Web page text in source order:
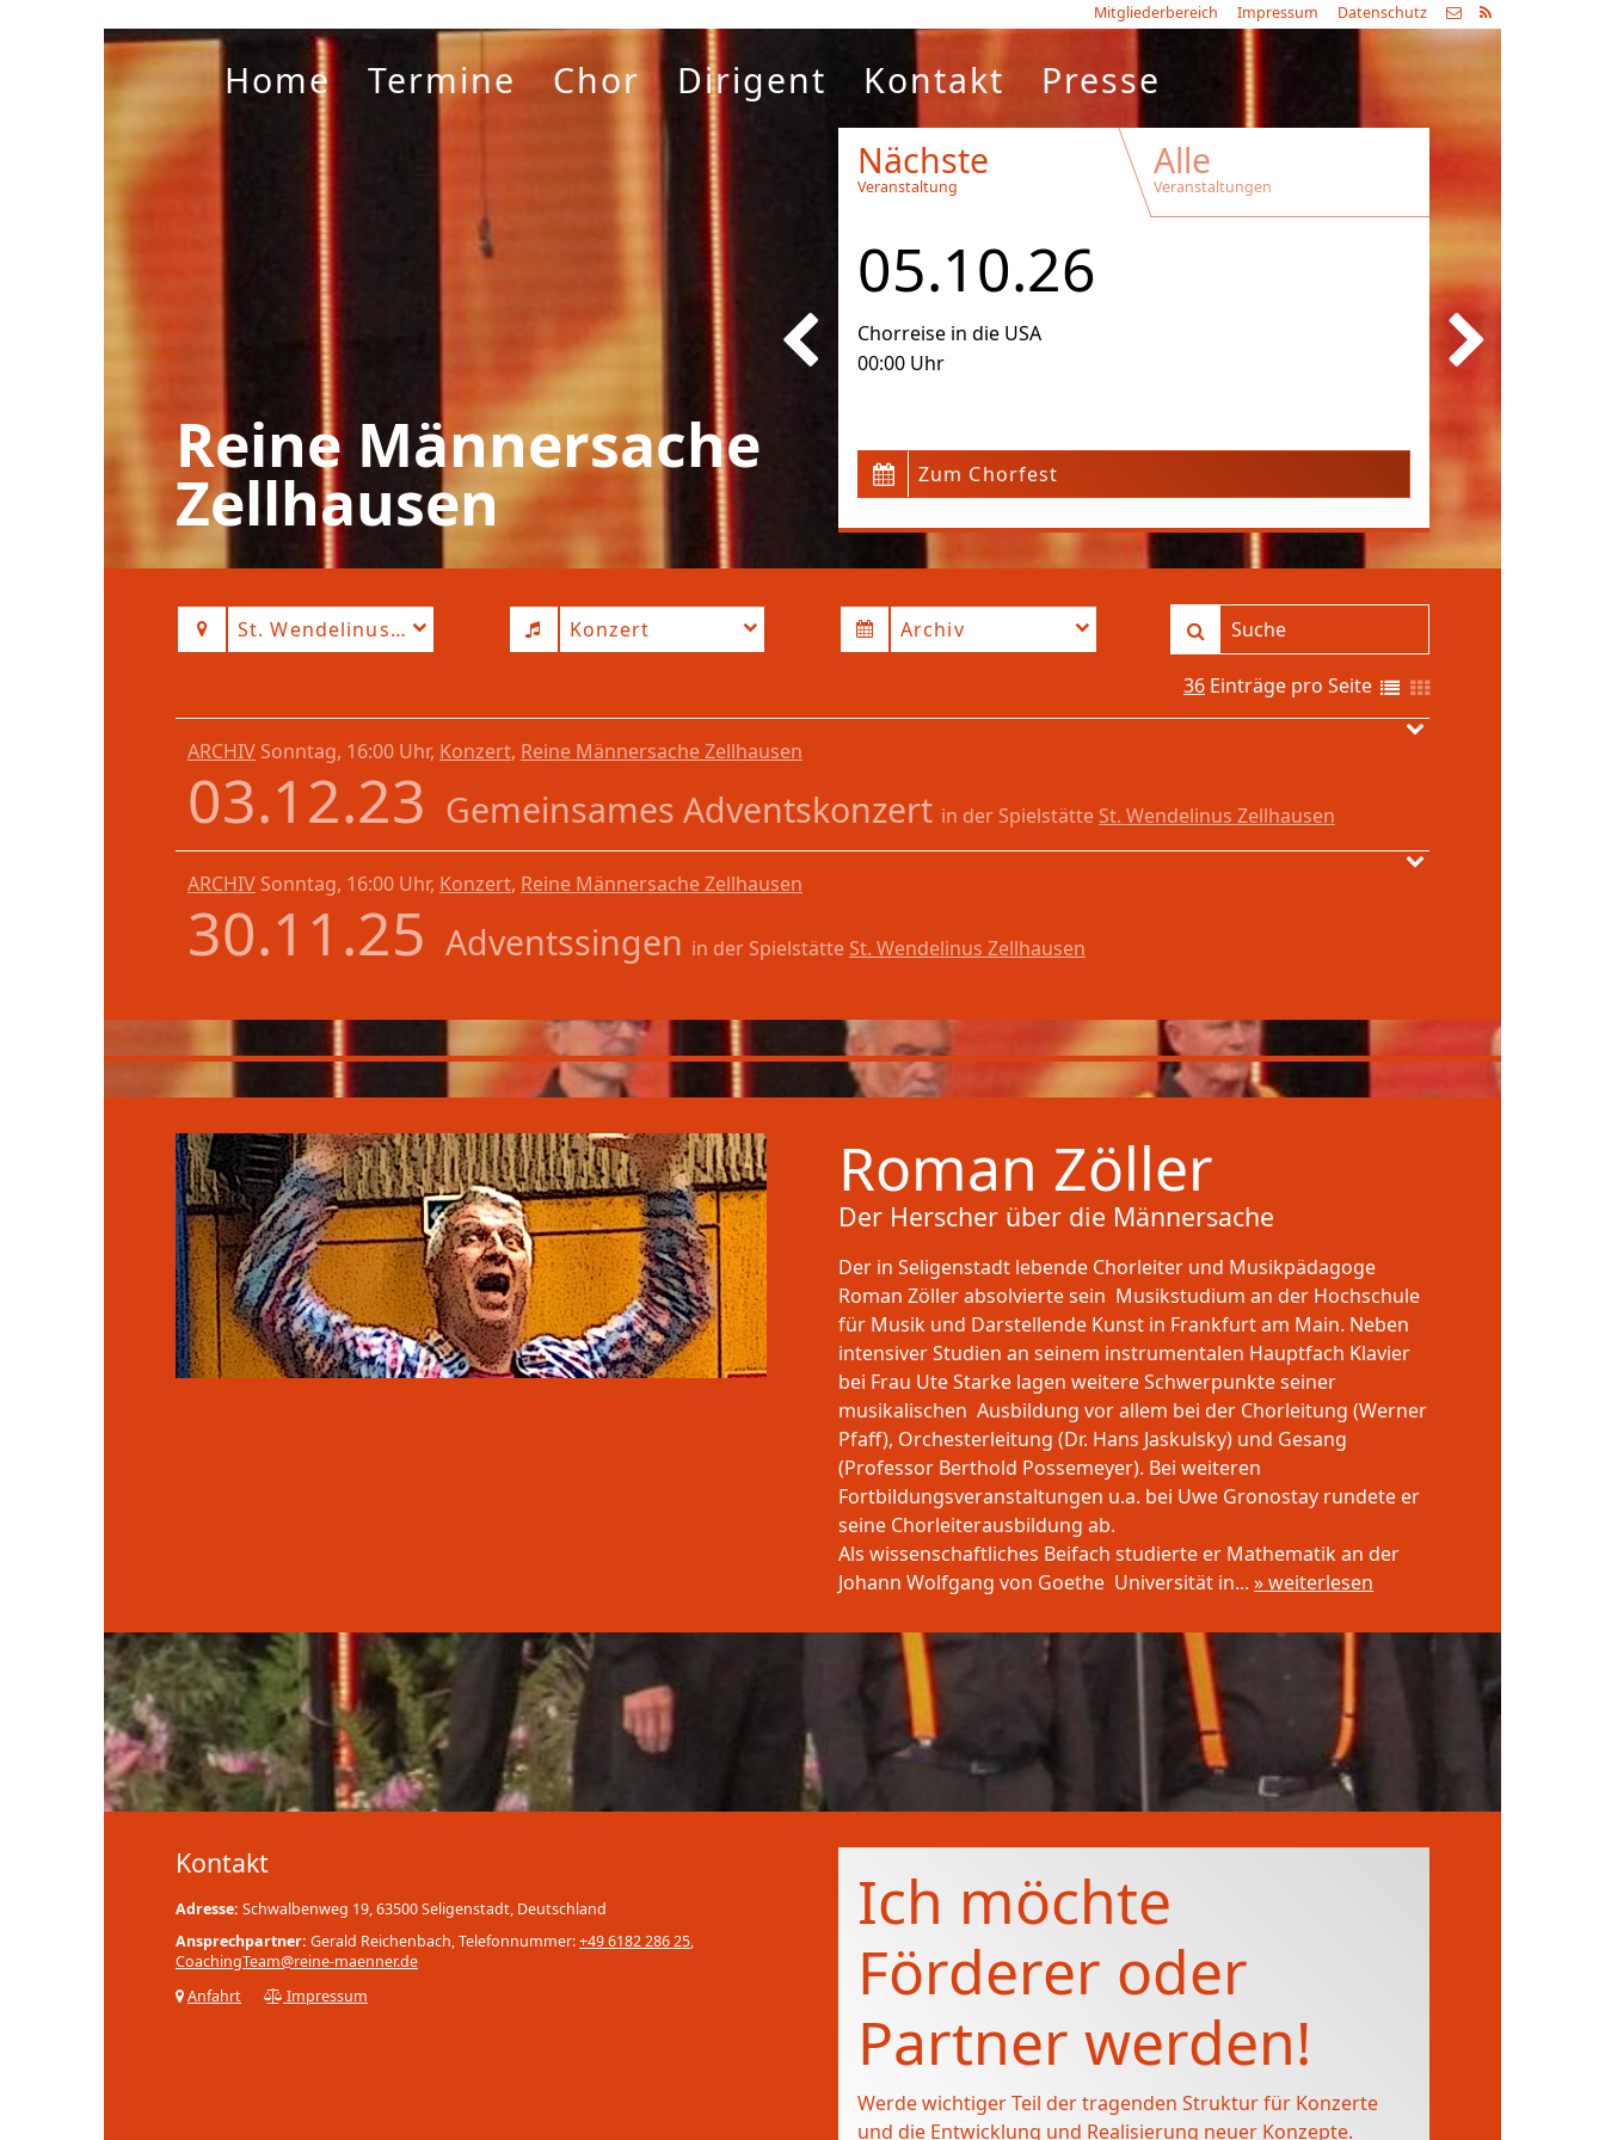
Mitgliederbereich Impressum Datenschutz
Reine Männersache
Zellhausen
Nächste
Veranstaltung
Alle
Veranstaltungen
05.10.26
Chorreise in die USA
00:00 Uhr
Zum Chorfest
Home Termine Chor Dirigent Kontakt Presse
St. Wendelinus Zellhausen Konzert Archiv
36 Einträge pro Seite
ARCHIV Sonntag, 16:00 Uhr, Konzert, Reine Männersache Zellhausen
03.12.23 Gemeinsames Adventskonzert in der Spielstätte St. Wendelinus Zellhausen
ARCHIV Sonntag, 16:00 Uhr, Konzert, Reine Männersache Zellhausen
30.11.25 Adventssingen in der Spielstätte St. Wendelinus Zellhausen
Roman Zöller
Der Herscher über die Männersache
Der in Seligenstadt lebende Chorleiter und Musikpädagoge
Roman Zöller absolvierte sein Musikstudium an der Hochschule
für Musik und Darstellende Kunst in Frankfurt am Main. Neben
intensiver Studien an seinem instrumentalen Hauptfach Klavier
bei Frau Ute Starke lagen weitere Schwerpunkte seiner
musikalischen Ausbildung vor allem bei der Chorleitung (Werner
Pfaff), Orchesterleitung (Dr. Hans Jaskulsky) und Gesang
(Professor Berthold Possemeyer). Bei weiteren
Fortbildungsveranstaltungen u.a. bei Uwe Gronostay rundete er
seine Chorleiterausbildung ab.
Als wissenschaftliches Beifach studierte er Mathematik an der
Johann Wolfgang von Goethe Universität in... » weiterlesen
Kontakt
Adresse: Schwalbenweg 19, 63500 Seligenstadt, Deutschland
Ansprechpartner: Gerald Reichenbach, Telefonnummer:+49 6182 286 25,
CoachingTeam@reine-maenner.de
Anfahrt
Impressum
Ich möchte
Förderer oder
Partner werden!
Werde wichtiger Teil der tragenden Struktur für Konzerte
und die Entwicklung und Realisierung neuer Konzepte.